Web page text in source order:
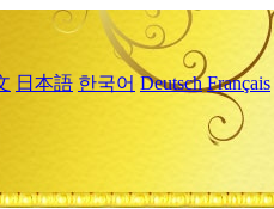
日本語 한국어 Deutsch Français